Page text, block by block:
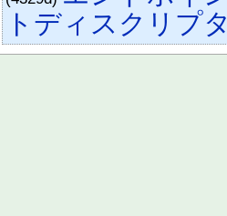
トディスクリプ